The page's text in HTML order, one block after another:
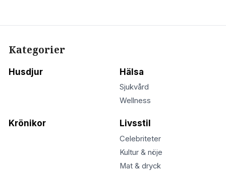
Kategorier
Husdjur Hälsa
Sjukvård
Wellness
Krönikor Livsstil
Celebriteter
Kultur & nöje
Mat & dryck